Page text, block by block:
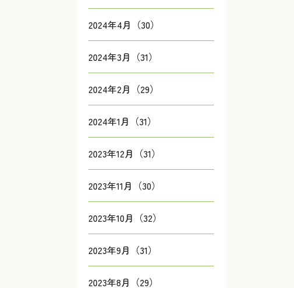
2024年4月（30）
2024年3月（31）
2024年2月（29）
2024年1月（31）
2023年12月（31）
2023年11月（30）
2023年10月（32）
2023年9月（31）
2023年8月（29）